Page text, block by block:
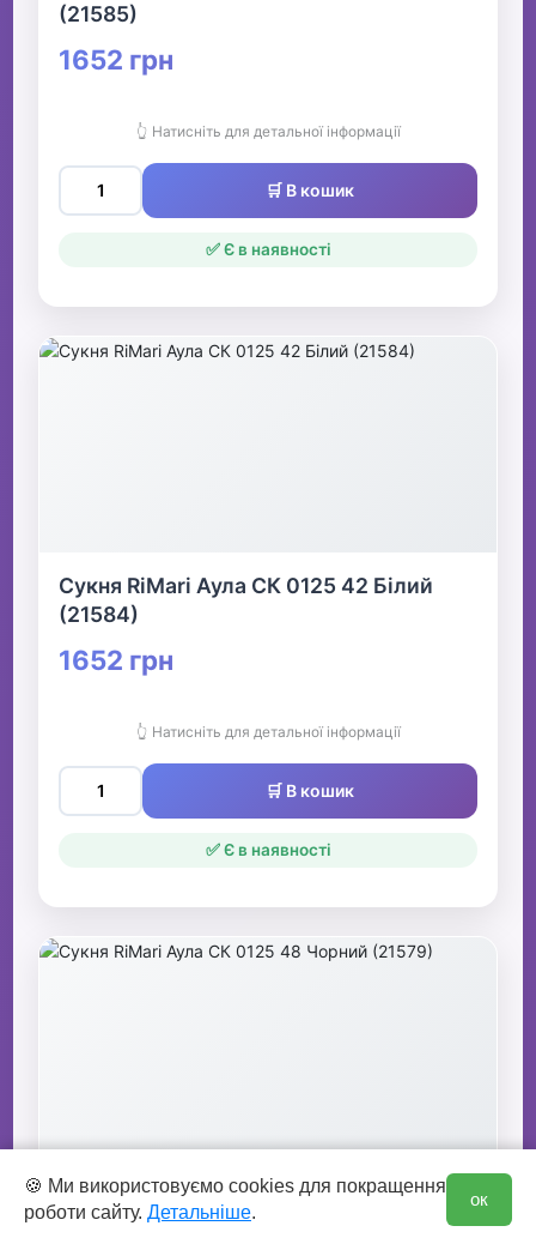
(21585)
1652 грн
👆 Натисніть для детальної інформації
🛒 В кошик
✅ Є в наявності
Сукня RiMari Аула СК 0125 42 Білий
(21584)
1652 грн
👆 Натисніть для детальної інформації
🛒 В кошик
✅ Є в наявності
Сукня RiMari Аула СК 0125 48 Чорний
(21579)
🍪 Ми використовуємо cookies для покращення
роботи сайту. Детальніше.
ок
0